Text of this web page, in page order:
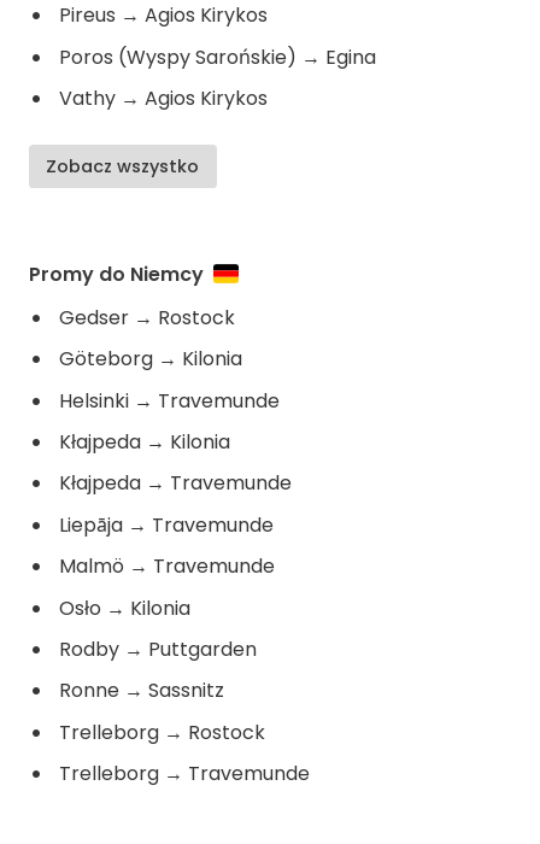
Pireus → Agios Kirykos
Poros (Wyspy Sarońskie) → Egina
Vathy → Agios Kirykos
Zobacz wszystko
Promy do Niemcy
Gedser → Rostock
Göteborg → Kilonia
Helsinki → Travemunde
Kłajpeda → Kilonia
Kłajpeda → Travemunde
Liepāja → Travemunde
Malmö → Travemunde
Osło → Kilonia
Rodby → Puttgarden
Ronne → Sassnitz
Trelleborg → Rostock
Trelleborg → Travemunde